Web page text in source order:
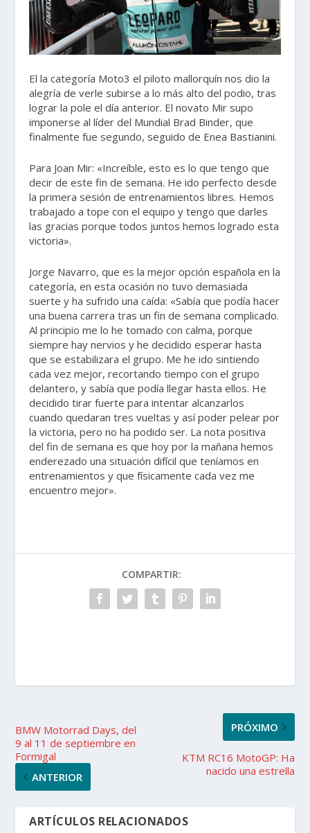
El la categoría Moto3 el piloto mallorquín nos dio la
alegría de verle subirse a lo más alto del podio, tras
lograr la pole el día anterior. El novato Mir supo
imponerse al líder del Mundial Brad Binder, que
finalmente fue segundo, seguido de Enea Bastianini.
Para Joan Mir: «Increíble, esto es lo que tengo que
decir de este fin de semana. He ido perfecto desde
la primera sesión de entrenamientos libres. Hemos
trabajado a tope con el equipo y tengo que darles
las gracias porque todos juntos hemos logrado esta
victoria».
Jorge Navarro, que es la mejor opción española en la
categoría, en esta ocasión no tuvo demasiada
suerte y ha sufrido una caída: «Sabía que podía hacer
una buena carrera tras un fin de semana complicado.
Al principio me lo he tomado con calma, porque
siempre hay nervios y he decidido esperar hasta
que se estabilizara el grupo. Me he ido sintiendo
cada vez mejor, recortando tiempo con el grupo
delantero, y sabía que podía llegar hasta ellos. He
decidido tirar fuerte para intentar alcanzarlos
cuando quedaran tres vueltas y así poder pelear por
la victoria, pero no ha podido ser. La nota positiva
del fin de semana es que hoy por la mañana hemos
enderezado una situación difícil que teníamos en
entrenamientos y que físicamente cada vez me
encuentro mejor».
COMPARTIR:
BMW Motorrad Days, del
9 al 11 de septiembre en
Formigal
ANTERIOR
PRÓXIMO
KTM RC16 MotoGP: Ha
nacido una estrella
ARTÍCULOS RELACIONADOS